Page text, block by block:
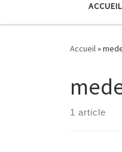
ACCUEIL
Accueil»
1 article